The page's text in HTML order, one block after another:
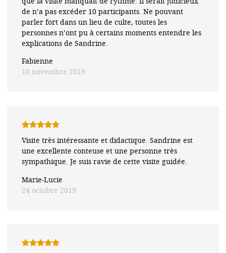
Fabienne
10 novembre 2019
de n’a pas excéder 10 participants. Ne pouvant
parler fort dans un lieu de culte, toutes les
personnes n’ont pu à certains moments entendre les
explications de Sandrine.
5
Marie-Lucie
24 octobre 2019
Visite très intéressante et didactique. Sandrine est
une excellente conteuse et une personne très
sympathique. Je suis ravie de cette visite guidée.